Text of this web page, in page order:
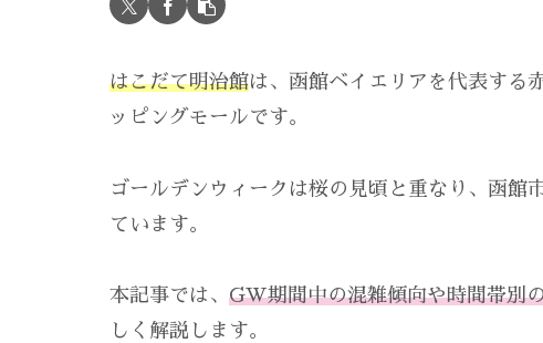
はこだて明治館は、函館ベイエリアを代表する
ッピングモールです。
ゴールデンウィークは桜の見頃と重なり、函館
ています。
本記事では、 GW期間中の混雑傾向や時間帯別
しく解説します。